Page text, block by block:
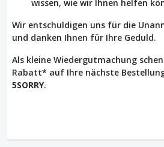
wissen, wie wir Ihnen helfen
Wir entschuldigen uns für die
und danken Ihnen für Ihre Geduld.
Als kleine Wiedergutmachung
Rabatt* auf Ihre nächste
5SORRY.